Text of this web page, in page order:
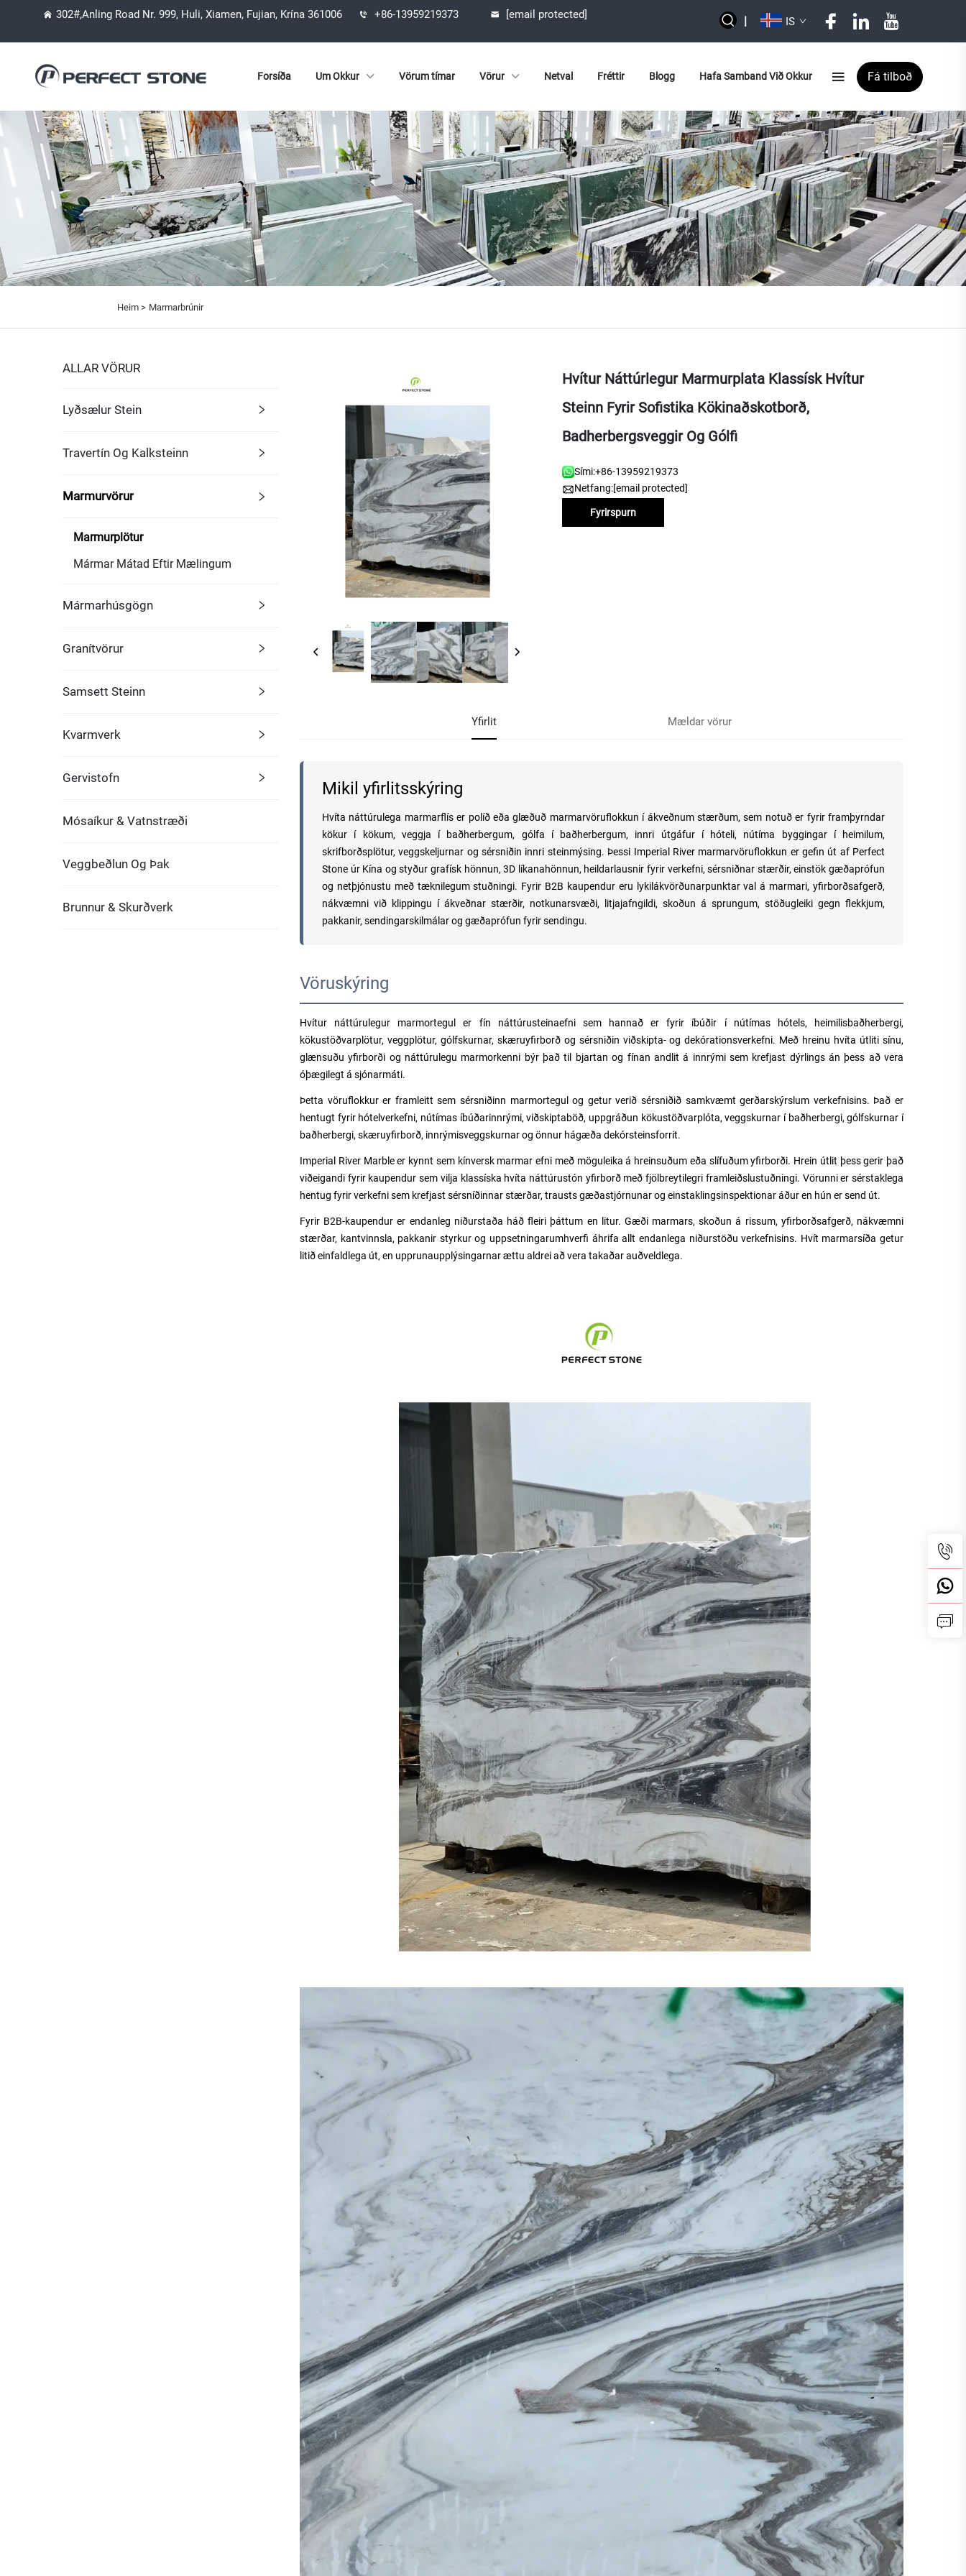
302#,Anling Road Nr. 999, Huli, Xiamen, Fujian, Krína 361006 +86-13959219373 [email protected] | IS
Forsíða Um Okkur Vörum tímar Vörur Netval Fréttir Blogg Hafa Samband Við Okkur Fá tilboð
Heim > Marmarbrúnir
ALLAR VÖRUR
Lyðsælur Stein
Travertín Og Kalksteinn
Marmurvörur
Marmurplötur
Mármar Mátad Eftir Mælingum
Mármarhúsgögn
Granítvörur
Samsett Steinn
Kvarmverk
Gervistofn
Mósaíkur & Vatnstræði
Veggbeðlun Og Þak
Brunnur & Skurðverk
Hvítur Náttúrlegur Marmurplata Klassísk Hvítur
Steinn Fyrir Sofistika Kökinaðskotborð,
Badherbergsveggir Og Gólfi
Sími:+86-13959219373
Netfang:[email protected]
Fyrirspurn
Yfirlit Mældar vörur
Mikil yfirlitsskýring
Hvíta náttúrulega marmarflís er políð eða glæðuð marmarvöruflokkun í ákveðnum stærðum, sem notuð er fyrir framþyrndar
kökur í kökum, veggja í baðherbergum, gólfa í baðherbergum, innri útgáfur í hóteli, nútíma byggingar í heimilum,
skrifborðsplötur, veggskeljurnar og sérsniðin innri steinmýsing. Þessi Imperial River marmarvöruflokkun er gefin út af Perfect
Stone úr Kína og styður grafísk hönnun, 3D líkanahönnun, heildarlausnir fyrir verkefni, sérsniðnar stærðir, einstök gæðaprófun
og netþjónustu með tæknilegum stuðningi. Fyrir B2B kaupendur eru lykilákvörðunarpunktar val á marmari, yfirborðsafgerð,
nákvæmni við klippingu í ákveðnar stærðir, notkunarsvæði, litjajafngildi, skoðun á sprungum, stöðugleiki gegn flekkjum,
pakkanir, sendingarskilmálar og gæðaprófun fyrir sendingu.
Vöruskýring
Hvítur náttúrulegur marmortegul er fín náttúrusteinaefni sem hannað er fyrir íbúðir í nútímas hótels, heimilisbaðherbergi,
kökustöðvarplötur, veggplötur, gólfskurnar, skæruyfirborð og sérsniðin viðskipta- og dekórationsverkefni. Með hreinu hvíta útliti sínu,
glænsuðu yfirborði og náttúrulegu marmorkenni býr það til bjartan og fínan andlit á innrými sem krefjast dýrlings án þess að vera
óþægilegt á sjónarmáti.
Þetta vöruflokkur er framleitt sem sérsniðinn marmortegul og getur verið sérsniðið samkvæmt gerðarskýrslum verkefnisins. Það er
hentugt fyrir hótelverkefni, nútímas íbúðarinnrými, viðskiptaböð, uppgráðun kökustöðvarplóta, veggskurnar í baðherbergi, gólfskurnar í
baðherbergi, skæruyfirborð, innrýmisveggskurnar og önnur hágæða dekórsteinsforrit.
Imperial River Marble er kynnt sem kínversk marmar efni með möguleika á hreinsuðum eða slífuðum yfirborði. Hrein útlit þess gerir það
viðeigandi fyrir kaupendur sem vilja klassíska hvíta náttúrustón yfirborð með fjölbreytilegri framleiðslustuðningi. Vörunni er sérstaklega
hentug fyrir verkefni sem krefjast sérsníðinnar stærðar, trausts gæðastjórnunar og einstaklingsinspektionar áður en hún er send út.
Fyrir B2B-kaupendur er endanleg niðurstaða háð fleiri þáttum en litur. Gæði marmars, skoðun á rissum, yfirborðsafgerð, nákvæmni
stærðar, kantvinnsla, pakkanir styrkur og uppsetningarumhverfi áhrifa allt endanlega niðurstöðu verkefnisins. Hvít marmarsíða getur
litið einfaldlega út, en upprunaupplýsingarnar ættu aldrei að vera takaðar auðveldlega.